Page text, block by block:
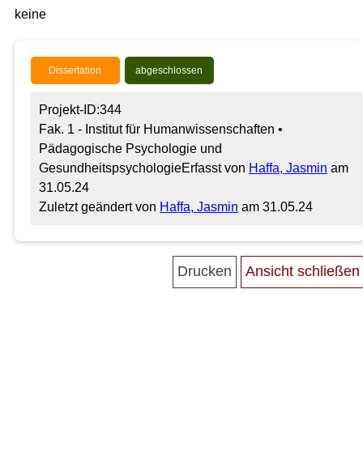
keine
Dissertation abgeschlossen
Projekt-ID:344
Fak. 1 - Institut für Humanwissenschaften •
Pädagogische Psychologie und
GesundheitspsychologieErfasst von Haffa, Jasmin am
31.05.24
Zuletzt geändert von Haffa, Jasmin am 31.05.24